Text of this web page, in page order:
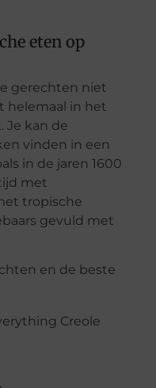
eten op
gerechten niet
helemaal in het
Je kan de
vinden in een
in de jaren 1600
met
tropische
gevuld met
en de beste
Creole